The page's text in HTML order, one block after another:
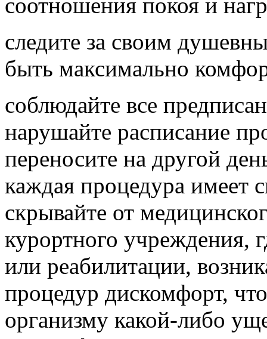
следите за своим
быть максимально
соблюдайте все
нарушайте расписание
переносите на другой
каждая процедура имеет
скрывайте от
курортного учреждения,
или реабилитации,
процедур дискомфорт,
организму какой-либо